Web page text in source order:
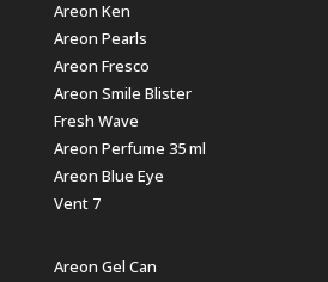
Areon Ken
Areon Pearls
Areon Fresco
Areon Smile Blister
Fresh Wave
Areon Perfume 35 ml
Areon Blue Eye
Vent 7
Areon Gel Can